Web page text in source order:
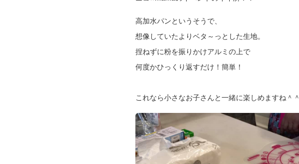
高加水パンというそうで、
想像していたよりベタ～っとした生地。
捏ねずに粉を振りかけアルミの上で
何度かひっくり返すだけ！簡単！
これなら小さなお子さんと一緒に楽しめますね＾＾